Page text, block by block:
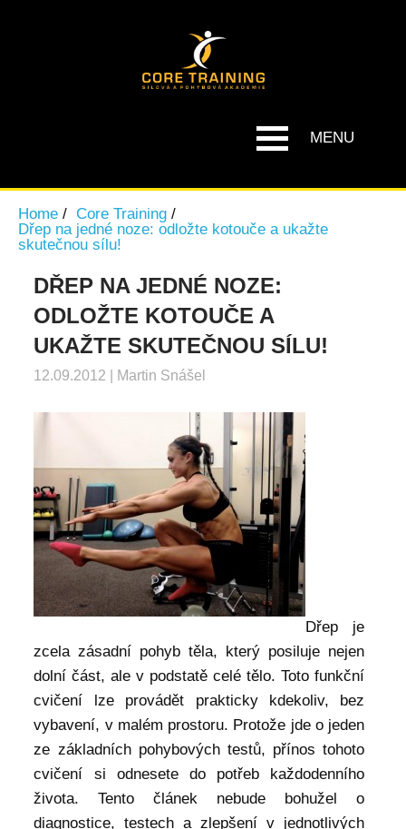
MENU
Home
Core Training
Dřep na jedné noze: odložte kotouče a ukažte
skutečnou sílu!
DŘEP NA JEDNÉ NOZE:
ODLOŽTE KOTOUČE A
UKAŽTE SKUTEČNOU SÍLU!
12.09.2012 | Martin Snášel
Dřep je
zcela zásadní pohyb těla, který posiluje nejen
dolní část, ale v podstatě celé tělo. Toto funkční
cvičení lze provádět prakticky kdekoliv, bez
vybavení, v malém prostoru. Protože jde o jeden
ze základních pohybových testů, přínos tohoto
cvičení si odnesete do potřeb každodenního
života. Tento článek nebude bohužel o
diagnostice, testech a zlepšení v jednotlivých